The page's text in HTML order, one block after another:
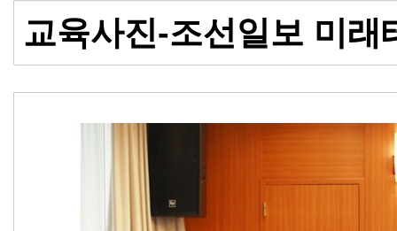
교육사진-조선일보 미